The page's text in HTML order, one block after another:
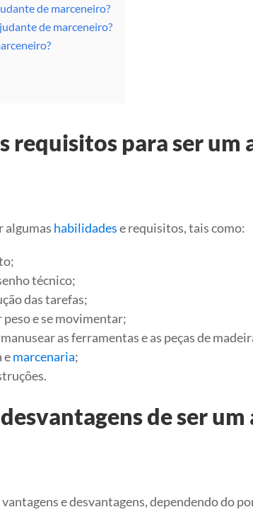
de marceneiro?
de marceneiro?
requisitos para ser um
algumas habilidadese requisitos, tais como:
técnico;
das tarefas;
e se movimentar;
as ferramentas e as peças de
emarcenaria;
de ser
e desvantagens, dependendo do